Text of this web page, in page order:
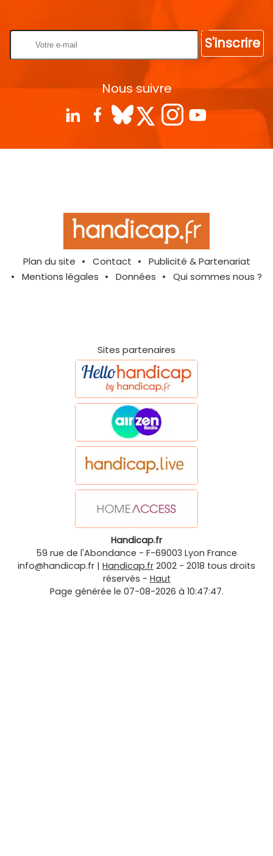
S'inscrire
Nous suivre
Plan du site Contact
Publicité & Partenariat
Mentions légales
Données Qui sommes nous ?
Sites partenaires
Handicap.fr
59 rue de l'Abondance - F-69003 Lyon France
info@handicap.fr | Handicap.fr 2002 - 2018 tous droits
réservés - Haut
Page générée le 07-08-2026 à 10:47:47.